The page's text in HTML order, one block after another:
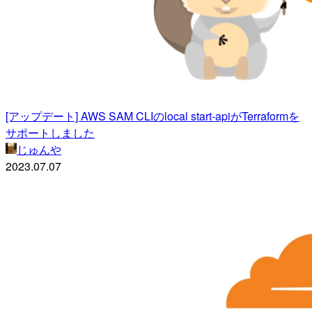
[アップデート] AWS SAM CLIのlocal start-apiがTerraformを
サポートしました
じゅんや
2023.07.07